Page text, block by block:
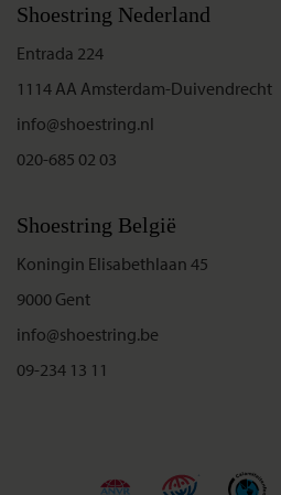
Shoestring Nederland
Entrada 224
1114 AA Amsterdam-Duivendrecht
info@shoestring.nl
020-685 02 03
Shoestring België
Koningin Elisabethlaan 45
9000 Gent
info@shoestring.be
09-234 13 11